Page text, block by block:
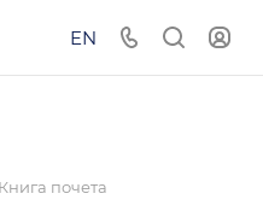
EN
Книга почета